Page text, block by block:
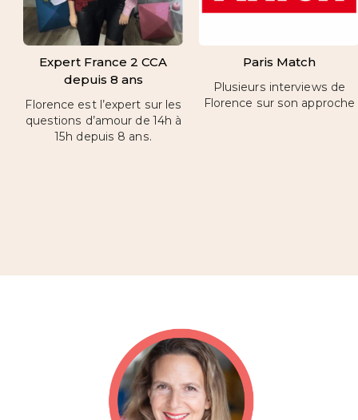
Expert France 2 CCA
depuis 8 ans
Florence est l’expert sur les
questions d’amour de 14h à
15h depuis 8 ans.
Paris Match
Plusieurs interviews de
Florence sur son approche